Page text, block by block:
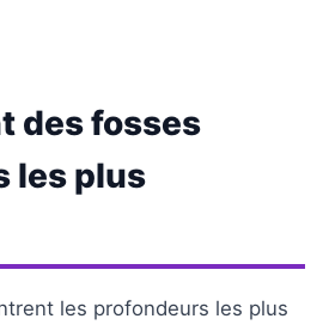
des fosses
les plus
les profondeurs les plus